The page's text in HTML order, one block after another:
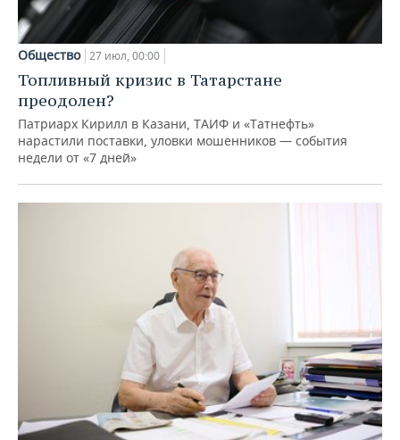
Общество 27 июл, 00:00
Топливный кризис в Татарстане
преодолен?
Патриарх Кирилл в Казани, ТАИФ и «Татнефть»
нарастили поставки, уловки мошенников — события
недели от «7 дней»